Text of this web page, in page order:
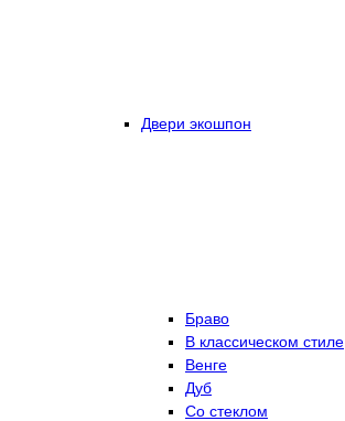
Двери экошпон
Браво
В классическом стиле
Венге
Дуб
Со стеклом